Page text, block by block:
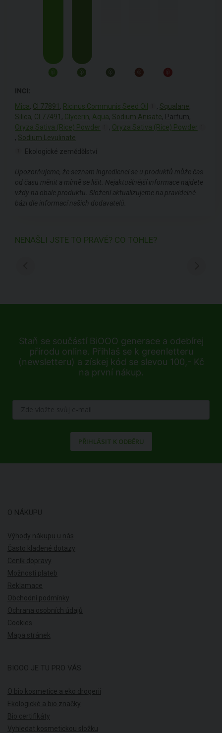
INCI:
Mica, Cl 77891 , Ricinus Communis Seed Oil , Squalane,
Silica, Cl 77491 , Glycerin, Aqua, Sodium Anisate, Parfum,
Oryza Sativa (Rice) Powder
, Oryza Sativa (Rice) Powder
, Sodium Levulinate
Ekologické zemědělství
Upozorňujeme, že seznam ingrediencí se u produktů může čas
od času měnit a mírně se lišit. Nejaktuálnější informace najdete
vždy na obale produktu. Složení aktualizujeme na pravidelné
bázi dle informací našich dodavatelů.
NENAŠLI JSTE TO PRAVÉ? CO TOHLE?
Staň se součástí BiOOO generace a odebírej
přírodu online. Přihlaš se k greenletteru
(newsletteru) a získej kód se slevou 100,- Kč
na první nákup.
PŘIHLÁSIT K ODBĚRU
O NÁKUPU
Výhody nákupu u nás
Často kladené dotazy
Ceník dopravy
Možnosti plateb
Reklamace
Obchodní podmínky
Ochrana osobních údajů
Cookies
Mapa stránek
BIOOO JE TU PRO VÁS
O bio kosmetice a eko drogerii
Ekologické a bio značky
Bio certifikáty
Vyhledat kosmetickou složku